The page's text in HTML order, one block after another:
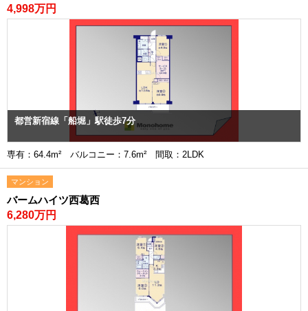
4,998万円
都営新宿線「船堀」駅徒歩7分
専有：64.4m² バルコニー：7.6m² 間取：2LDK
マンション
バームハイツ西葛西
6,280万円